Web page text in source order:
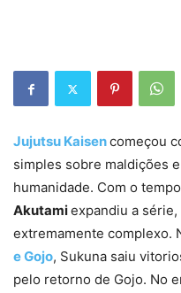
Jujutsu Kaisencomeçou
simples sobre maldições
humanidade. Com o
Akutamiexpandiu a
extremamente complexo.
e Gojo, Sukuna saiu
pelo retorno de Gojo. No